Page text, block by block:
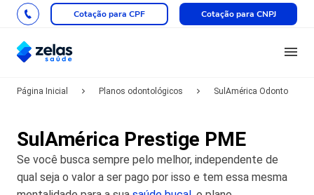
Cotação para CPF Cotação para CNPJ
Página Inicial Planos odontológicos SulAmérica Odonto
SulAmérica Prestige PME
Se você busca sempre pelo melhor, independente de
qual seja o valor a ser pago por isso e tem essa mesma